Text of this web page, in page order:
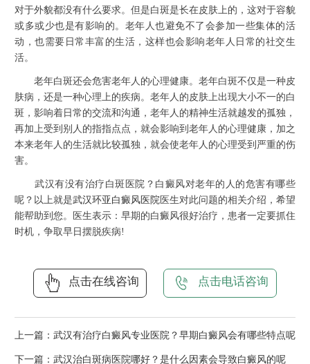
对于外貌都没有什么要求。但是白斑是长在皮肤上的，这对于容貌
或多或少也是有影响的。老年人也避免不了会参加一些集体的活
动，也需要日常丰富的生活，这样也会影响老年人日常的社交生
活。
老年白斑还会危害老年人的心理健康。老年白斑不仅是一种皮
肤病，还是一种心理上的疾病。老年人的皮肤上出现大小不一的白
斑，影响着日常的交流和沟通，老年人的精神生活就越发的孤独，
再加上受到别人的指指点点，就会影响到老年人的心理健康，加之
本来老年人的生活就比较孤独，就会使老年人的心理受到严重的伤
害。
武汉有没有治疗白斑医院？白癜风对老年的人的危害有哪些
呢？以上就是武汉环亚白癜风医院 医生对此问题的相关介绍，希望
能帮助到您。医生表示：早期的白癜风很好治疗，患者一定要抓住
时机，争取早日摆脱疾病!
点击在线咨询 点击电话咨询
上一篇： 武汉有治疗白癜风专业医院？早期白癜风会有哪些特点呢
下一篇： 武汉治白斑病医院哪好？是什么因素会导致白癜风的呢